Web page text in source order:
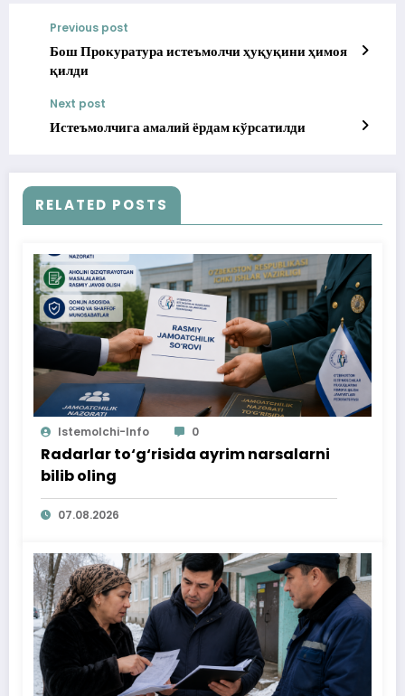
Previous post
Бош Прокуратура истеъмолчи ҳуқуқини ҳимоя
қилди
Next post
Истеъмолчига амалий ёрдам кўрсатилди
RELATED POSTS
Istemolchi-Info 0
Radarlar to‘g‘risida ayrim narsalarni
bilib oling
07.08.2026